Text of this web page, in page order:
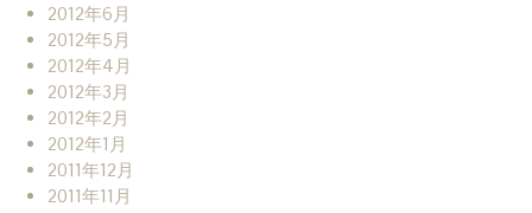
2012年6月
2012年5月
2012年4月
2012年3月
2012年2月
2012年1月
2011年12月
2011年11月